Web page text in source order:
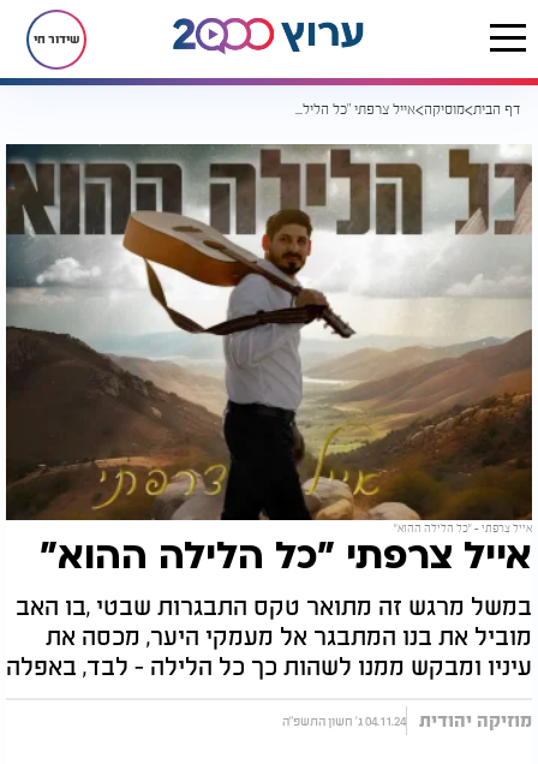
שידור חי
דף הבית מוסיקה אייל צרפתי "כל הלילה ההוא"
אייל צרפתי - "כל הלילה ההוא"
אייל צרפתי "כל הלילה ההוא"
במשל מרגש זה מתואר טקס התבגרות שבטי ,בו האב
מוביל את בנו המתבגר אל מעמקי היער, מכסה את
עיניו ומבקש ממנו לשהות כך כל הלילה - לבד, באפלה
מוזיקה יהודית 04.11.24 ג' חשון התשפ"ה